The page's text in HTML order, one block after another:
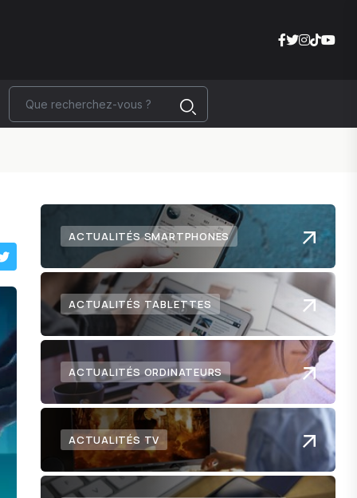
ACTUALITÉS SMARTPHONES
ACTUALITÉS TABLETTES
ACTUALITÉS ORDINATEURS
ACTUALITÉS TV